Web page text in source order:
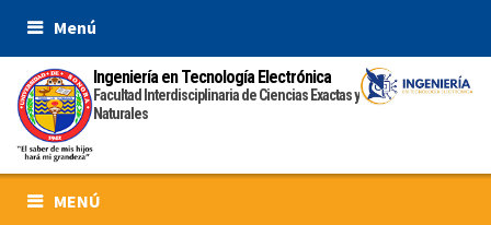
content
Menú
Ingeniería en Tecnología Electrónica
Facultad Interdisciplinaria de Ciencias Exactas y
Naturales
MENÚ